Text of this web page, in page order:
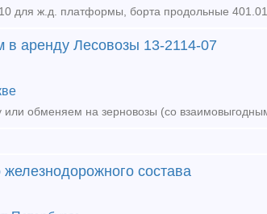
аренду Лесовозы 13-2114-07
состава